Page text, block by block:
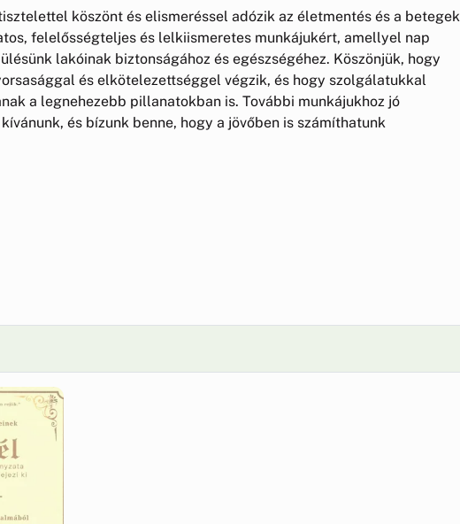
köszönt és elismeréssel adózik az életmentés és a betegek
felelősségteljes és lelkiismeretes munkájukért, amellyel nap
lakóinak biztonságához és egészségéhez. Köszönjük, hogy
és elkötelezettséggel végzik, és hogy szolgálatukkal
a legnehezebb pillanatokban is. További munkájukhoz jó
és bízunk benne, hogy a jövőben is számíthatunk